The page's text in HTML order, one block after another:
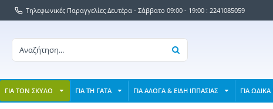
Τηλεφωνικές Παραγγελίες Δευτέρα - Σάββατο 09:00 - 19:00 : 2241085059
ΓΙΑ ΤΟΝ ΣΚΥΛΟ ΓΙΑ ΤΗ ΓΑΤΑ ΓΙΑ ΑΛΟΓΑ & ΕΙΔΗ ΙΠΠΑΣΙΑΣ ΓΙΑ